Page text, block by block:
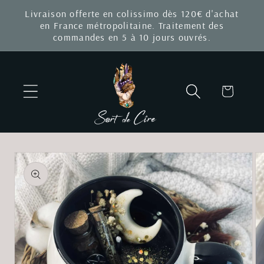
passer
contenu
Livraison offerte en colissimo dès 120€ d'achat
en France métropolitaine. Traitement des
commandes en 5 à 10 jours ouvrés.
Panier
Passer aux
informations
produits